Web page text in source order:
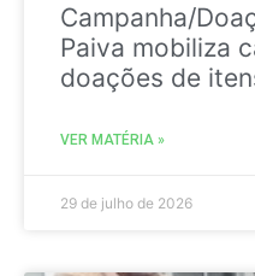
Campanha/
Paiva mobiliza
doações de
VER MATÉRIA »
29 de julho de 2026